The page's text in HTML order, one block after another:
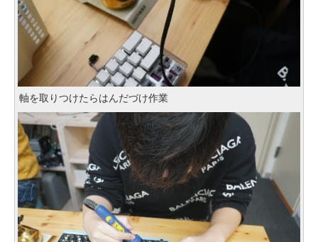
軸を取りつけたらはんだづけ作業